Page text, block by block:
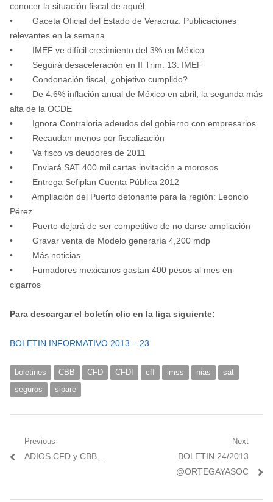
conocer la situación fiscal de aquél
• Gaceta Oficial del Estado de Veracruz: Publicaciones
relevantes en la semana
• IMEF ve difícil crecimiento del 3% en México
• Seguirá desaceleración en II Trim. 13: IMEF
• Condonación fiscal, ¿objetivo cumplido?
• De 4.6% inflación anual de México en abril; la segunda más
alta de la OCDE
• Ignora Contraloria adeudos del gobierno con empresarios
• Recaudan menos por fiscalización
• Va fisco vs deudores de 2011
• Enviará SAT 400 mil cartas invitación a morosos
• Entrega Sefiplan Cuenta Pública 2012
• Ampliación del Puerto detonante para la región: Leoncio
Pérez
• Puerto dejará de ser competitivo de no darse ampliación
• Gravar venta de Modelo generaría 4,200 mdp
• Más noticias
• Fumadores mexicanos gastan 400 pesos al mes en
cigarros
Para descargar el boletín clic en la liga siguiente:
BOLETIN INFORMATIVO 2013 – 23
boletines CBB CFD CFDI cff imss nias
sat
seguros
sipare
Navegación
de
Previous
Previous
ADIOS CFD y CBB…
Next
Next
post:
BOLETIN 24/2013
@ORTEGAYASOC